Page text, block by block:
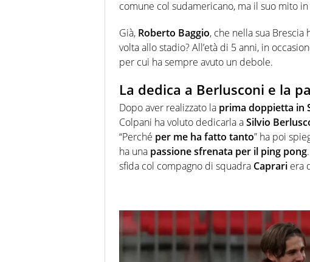
comune col sudamericano, ma il suo mito
Già, Roberto Baggio, che nella sua
volta allo stadio? All’età di 5 anni, in
per cui ha sempre avuto un debole.
La dedica a Berlusconi e la
Dopo aver realizzato la prima doppietta in
Colpani ha voluto dedicarla aSilvio
“Perché per me ha fatto tanto” ha poi
ha una passione sfrenata per il ping pong
sfida col compagno di squadra Caprari era